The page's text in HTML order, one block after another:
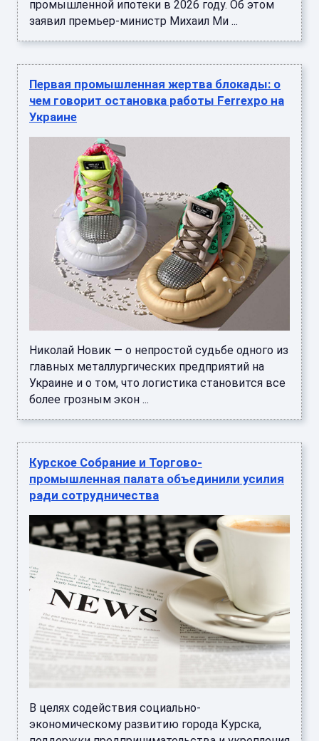
промышленной ипотеки в 2026 году. Об этом
заявил премьер-министр Михаил Ми ...
Первая промышленная жертва блокады: о
чем говорит остановка работы Ferrexpo на
Украине
Николай Новик — о непростой судьбе одного из
главных металлургических предприятий на
Украине и о том, что логистика становится все
более грозным экон ...
Курское Собрание и Торгово-
промышленная палата объединили усилия
ради сотрудничества
В целях содействия социально-
экономическому развитию города Курска,